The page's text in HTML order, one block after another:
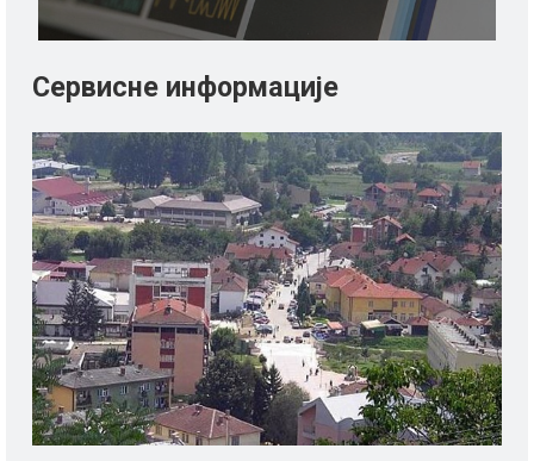
Сервисне информације